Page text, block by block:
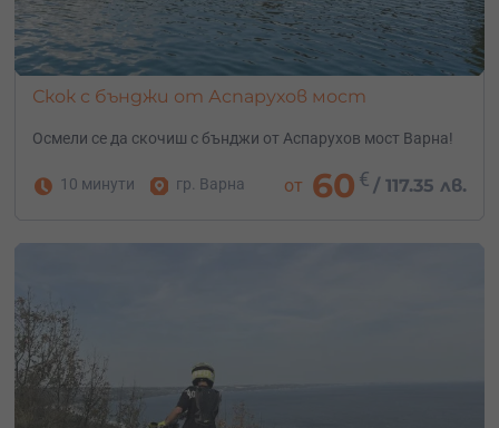
Скок с бънджи от Аспарухов мост
Осмели се да скочиш с бънджи от Аспарухов мост Варна!
10 минути гр. Варна от 60 € /117.35 лв.